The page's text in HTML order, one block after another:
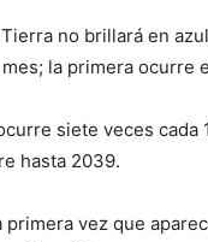
no brillará en
la primera ocurre
siete veces
hasta 2039.
primera vez que